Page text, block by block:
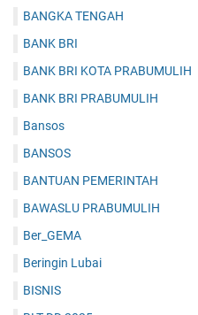
BANGKA TENGAH
BANK BRI
BANK BRI KOTA PRABUMULIH
BANK BRI PRABUMULIH
Bansos
BANSOS
BANTUAN PEMERINTAH
BAWASLU PRABUMULIH
Ber_GEMA
Beringin Lubai
BISNIS